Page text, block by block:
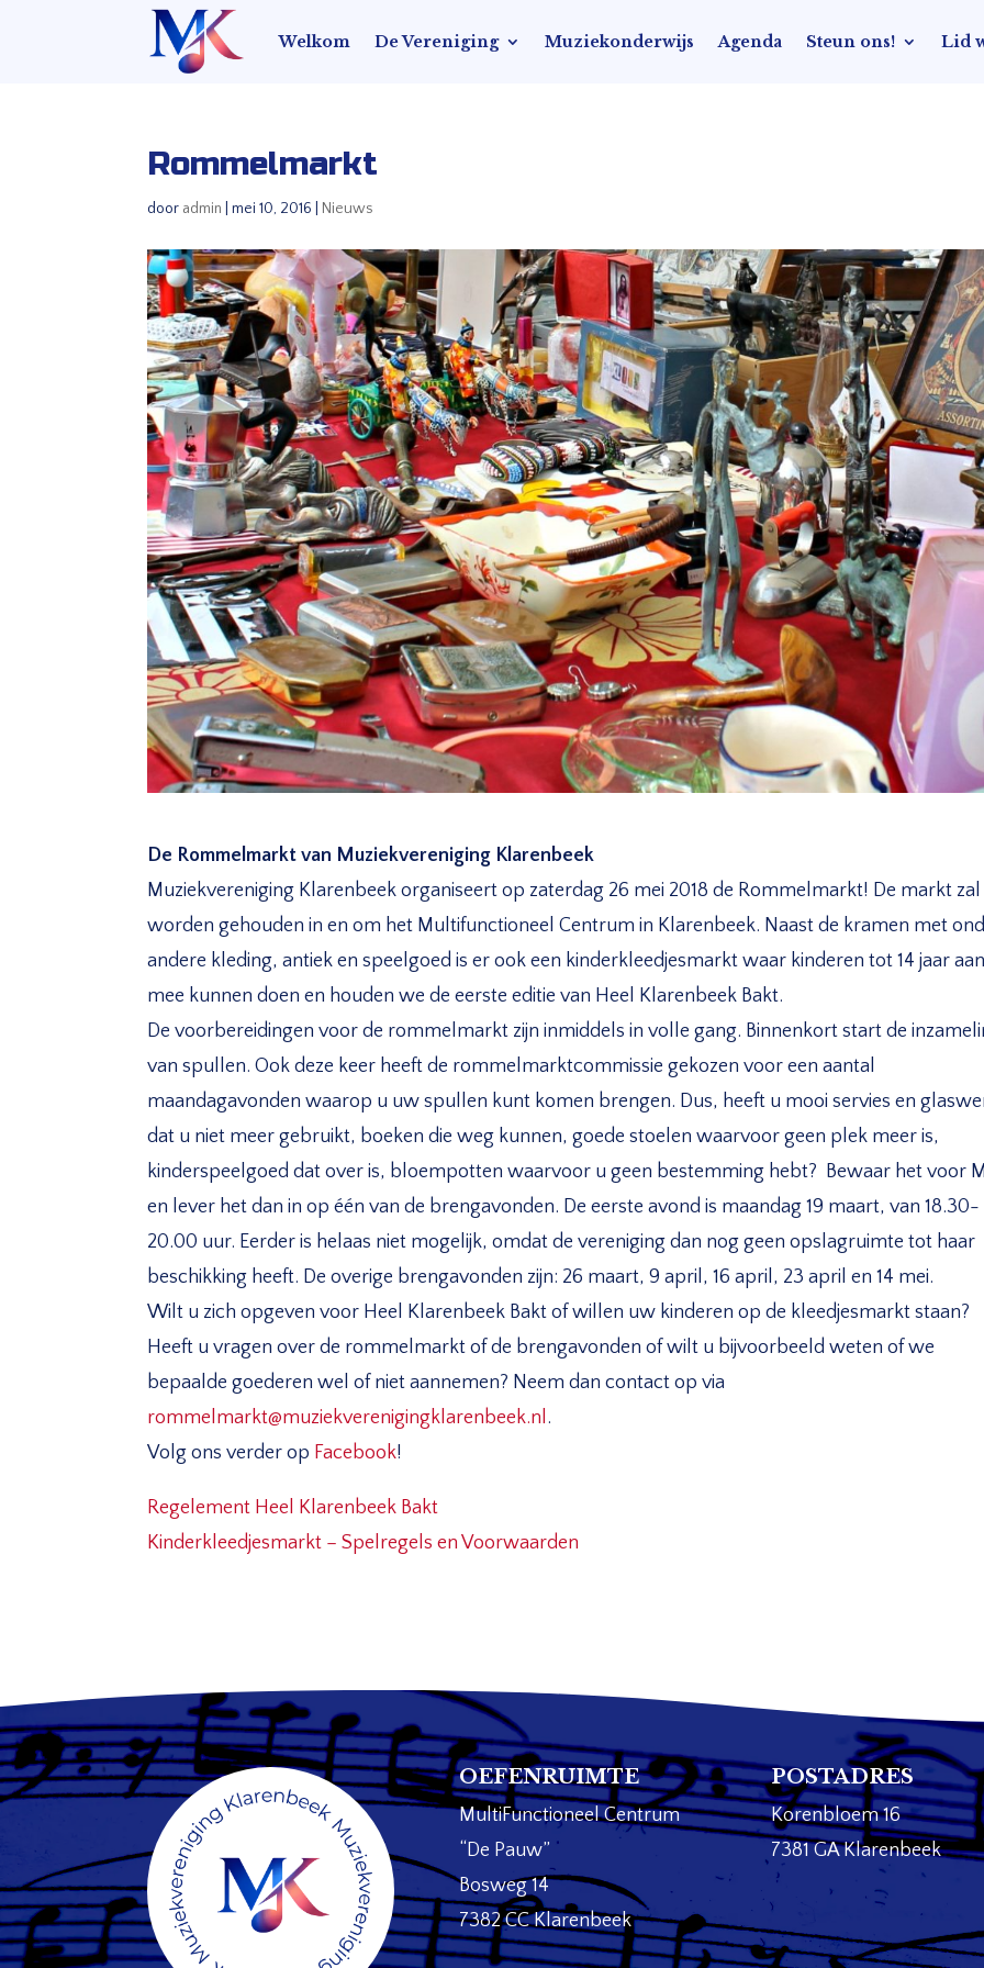
Welkom De Vereniging Muziekonderwijs Agenda Steun ons! Lid
Rommelmarkt
door admin |mei 10, 2016 Nieuws
De Rommelmarkt van Muziekvereniging Klarenbeek
Muziekvereniging Klarenbeek organiseert op zaterdag 26 mei 2018 de Rommelmarkt! De markt zal
worden gehouden in en om het Multifunctioneel Centrum in Klarenbeek. Naast de kramen met
andere kleding, antiek en speelgoed is er ook een kinderkleedjesmarkt waar kinderen tot 14 jaar aan
mee kunnen doen en houden we de eerste editie van Heel Klarenbeek Bakt.
De voorbereidingen voor de rommelmarkt zijn inmiddels in volle gang. Binnenkort start de
van spullen. Ook deze keer heeft de rommelmarktcommissie gekozen voor een aantal
maandagavonden waarop u uw spullen kunt komen brengen. Dus, heeft u mooi servies en
dat u niet meer gebruikt, boeken die weg kunnen, goede stoelen waarvoor geen plek meer is,
kinderspeelgoed dat over is, bloempotten waarvoor u geen bestemming hebt? Bewaar het voor
en lever het dan in op één van de brengavonden. De eerste avond is maandag 19 maart, van 18.30-
20.00 uur. Eerder is helaas niet mogelijk, omdat de vereniging dan nog geen opslagruimte tot haar
beschikking heeft. De overige brengavonden zijn: 26 maart, 9 april, 16 april, 23 april en 14 mei.
Wilt u zich opgeven voor Heel Klarenbeek Bakt of willen uw kinderen op de kleedjesmarkt staan?
Heeft u vragen over de rommelmarkt of de brengavonden of wilt u bijvoorbeeld weten of we
bepaalde goederen wel of niet aannemen? Neem dan contact op via
rommelmarkt@muziekverenigingklarenbeek.nl .
Volg ons verder op Facebook!
Regelement Heel Klarenbeek Bakt
Kinderkleedjesmarkt – Spelregels en Voorwaarden
OEFENRUIMTE
MultiFunctioneel Centrum
“De Pauw”
Bosweg 14
7382 CC Klarenbeek
POSTADRES
Korenbloem 16
7381 GA Klarenbeek